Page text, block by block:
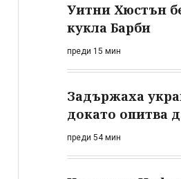
Уитни Хюстън
кукла Барби
преди 15 мин
Задържаха
докато опитва
преди 54 мин